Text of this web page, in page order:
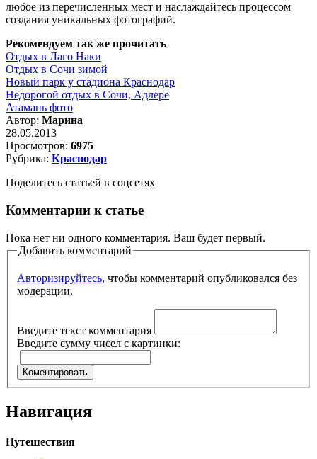
любое из перечисленных мест и наслаждайтесь процессом
создания уникальных фотографий.
Рекомендуем так же прочитать
Отдых в Лаго Наки
Отдых в Сочи зимой
Новый парк у стадиона Краснодар
Недорогой отдых в Сочи, Адлере
Атамань фото
Автор: Марина
28.05.2013
Просмотров: 6975
Рубрика: Краснодар
Поделитесь статьей в соцсетях
Комментарии к статье
Пока нет ни одного комментария. Ваш будет первый.
Добавить комментарий
Авторизируйтесь, чтобы комментарий опубликовался без
модерации.
Введите текст комментария
Введите сумму чисел с картинки:
Навигация
Путешествия